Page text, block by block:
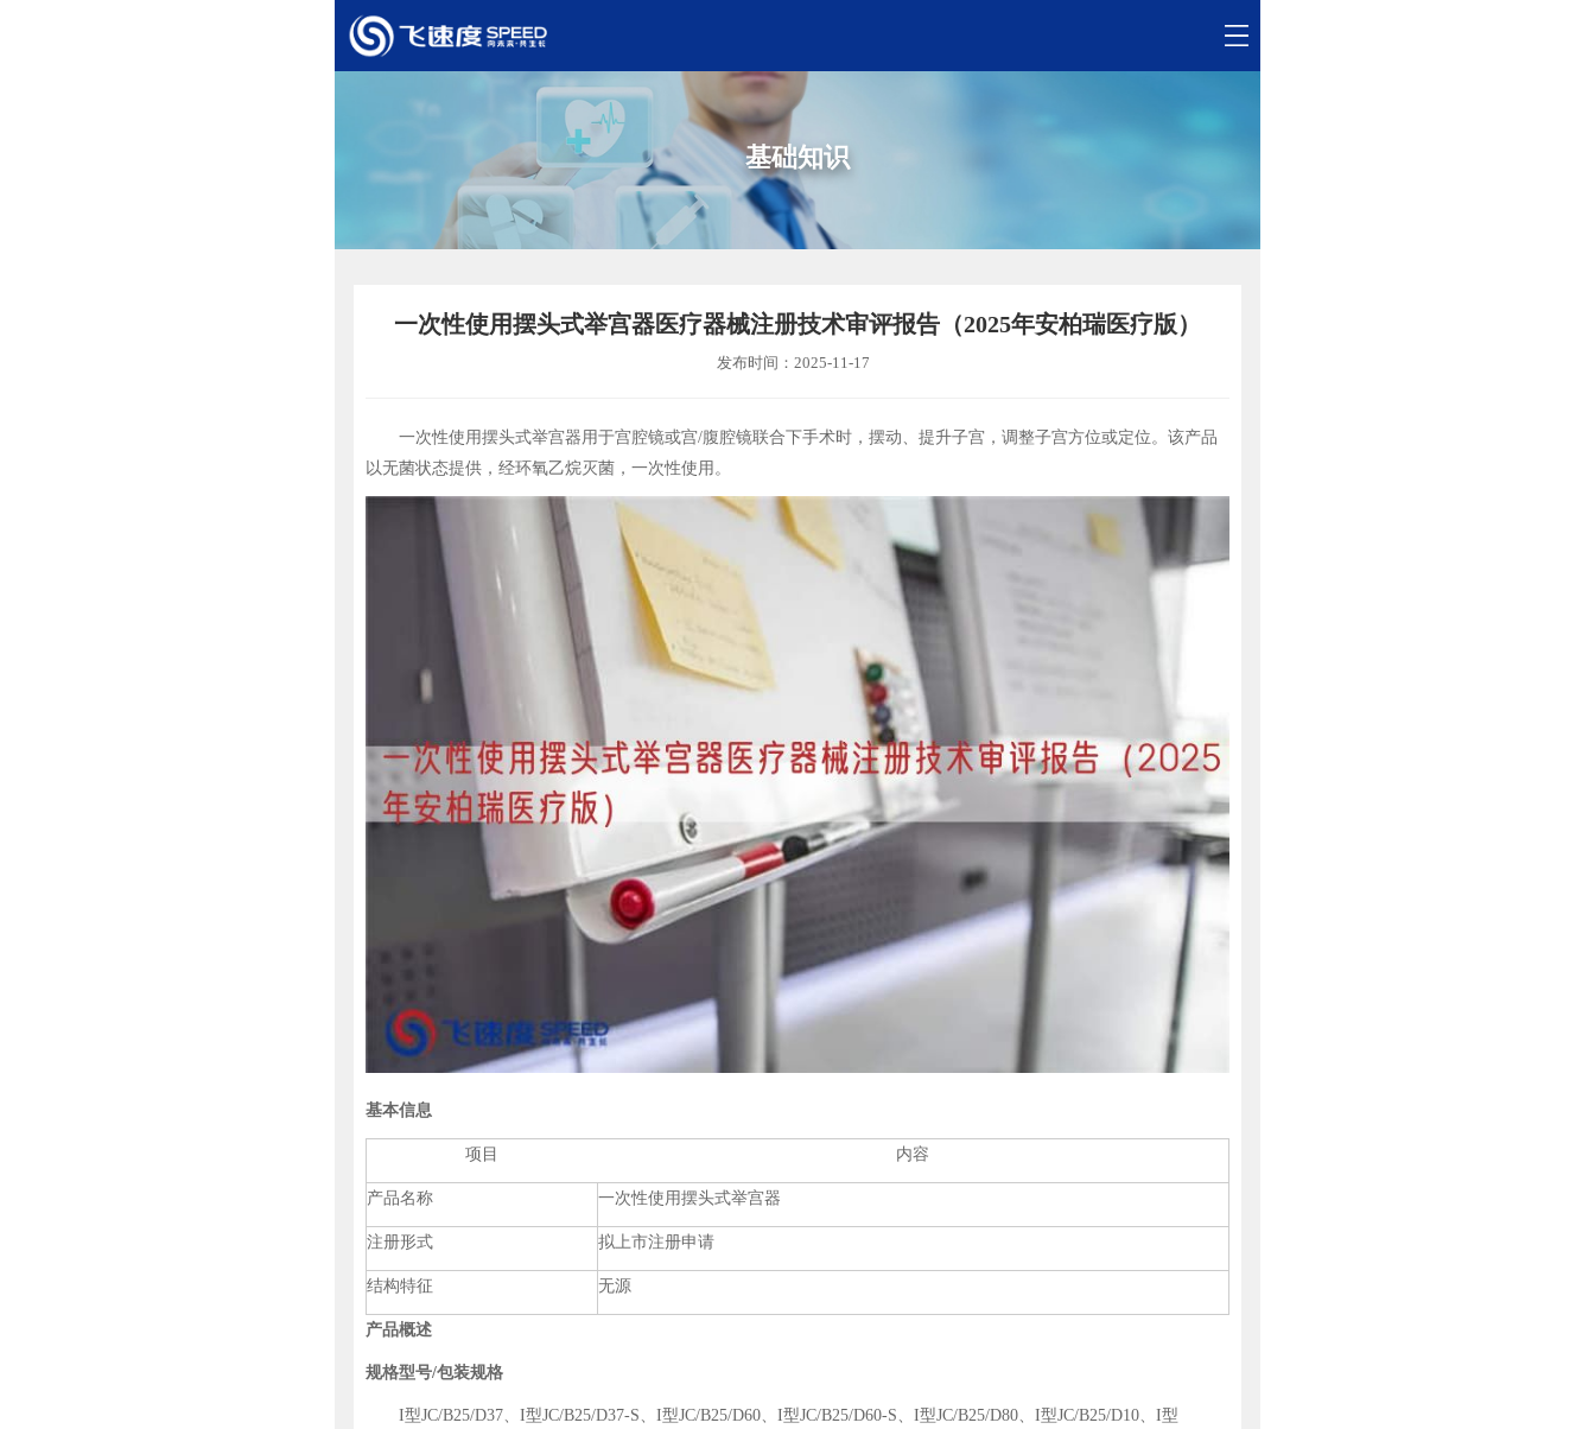
基础知识
一次性使用摆头式举宫器医疗器械注册技术审评报告（2025年安柏瑞医疗版）
发布时间：2025-11-17
一次性使用摆头式举宫器用于宫腔镜或宫/腹腔镜联合下手术时，摆动、提升子宫，调整子宫方位或定位。该产品
以无菌状态提供，经环氧乙烷灭菌，一次性使用。
基本信息
项目 内容
产品名称 一次性使用摆头式举宫器
注册形式 拟上市注册申请
结构特征 无源
产品概述
规格型号/包装规格
I型JC/B25/D37、I型JC/B25/D37-S、I型JC/B25/D60、I型JC/B25/D60-S、I型JC/B25/D80、I型JC/B25/D10、I型